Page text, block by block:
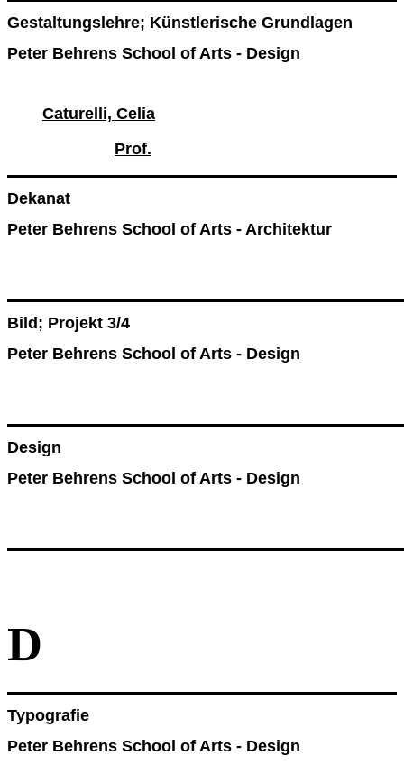
Gestaltungslehre; Künstlerische Grundlagen
Peter Behrens School of Arts - Design
Caturelli, Celia
Prof.
Dekanat
Peter Behrens School of Arts - Architektur
Bild; Projekt 3/4
Peter Behrens School of Arts - Design
Design
Peter Behrens School of Arts - Design
D
Typografie
Peter Behrens School of Arts - Design